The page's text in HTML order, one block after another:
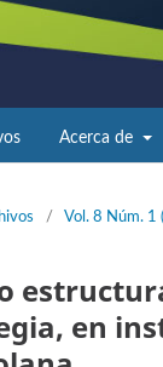
Acerca de
/ Vol. 8 Núm. 1
en